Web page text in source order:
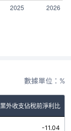
數據單位：%
業外收支佔稅前淨利比
-11.04